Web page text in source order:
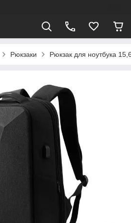
Рюкзаки Рюкзак для ноутбука